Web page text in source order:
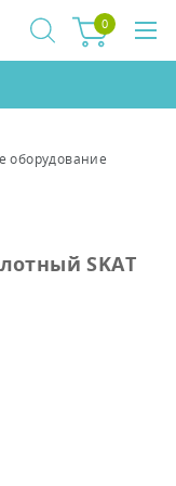
0
оборудование
SKAT